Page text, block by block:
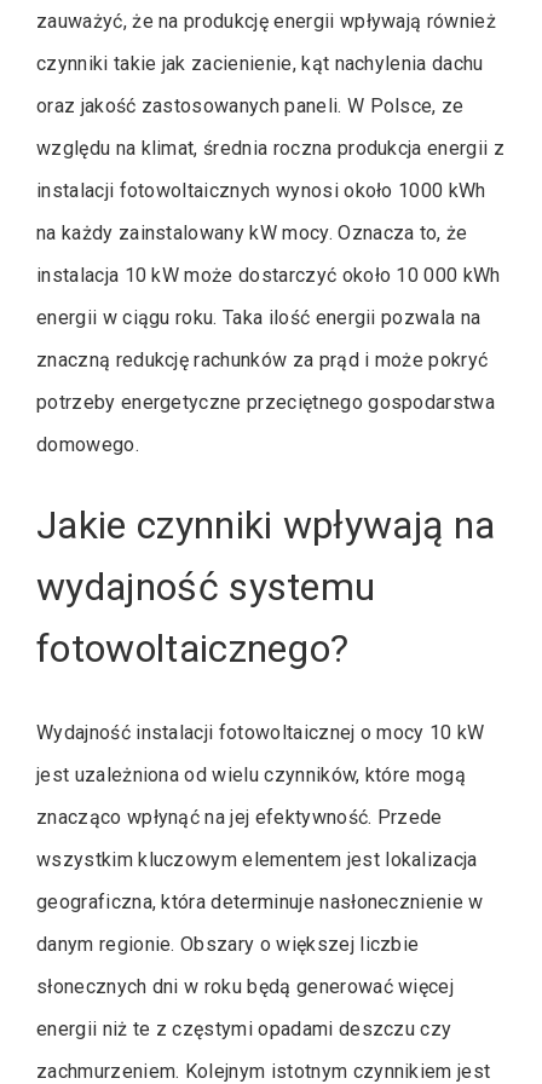
zauważyć, że na produkcję energii wpływają również
czynniki takie jak zacienienie, kąt nachylenia dachu
oraz jakość zastosowanych paneli. W Polsce, ze
względu na klimat, średnia roczna produkcja energii z
instalacji fotowoltaicznych wynosi około 1000 kWh
na każdy zainstalowany kW mocy. Oznacza to, że
instalacja 10 kW może dostarczyć około 10 000 kWh
energii w ciągu roku. Taka ilość energii pozwala na
znaczną redukcję rachunków za prąd i może pokryć
potrzeby energetyczne przeciętnego gospodarstwa
domowego.
Jakie czynniki wpływają na
wydajność systemu
fotowoltaicznego?
Wydajność instalacji fotowoltaicznej o mocy 10 kW
jest uzależniona od wielu czynników, które mogą
znacząco wpłynąć na jej efektywność. Przede
wszystkim kluczowym elementem jest lokalizacja
geograficzna, która determinuje nasłonecznienie w
danym regionie. Obszary o większej liczbie
słonecznych dni w roku będą generować więcej
energii niż te z częstymi opadami deszczu czy
zachmurzeniem. Kolejnym istotnym czynnikiem jest